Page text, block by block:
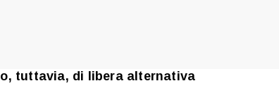
tuttavia, di libera alternativa